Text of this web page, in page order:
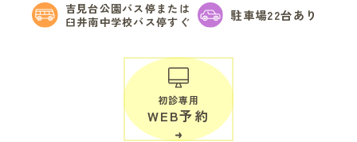
吉見台公園バス停または
臼井南中学校バス停すぐ
駐車場22台あり
初診専用
WEB予約